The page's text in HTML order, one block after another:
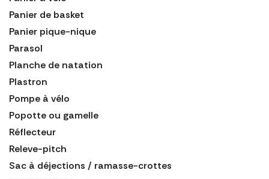
Panier de basket
Panier pique-nique
Parasol
Planche de natation
Plastron
Pompe à vélo
Popotte ou gamelle
Réflecteur
Releve-pitch
Sac à déjections / ramasse-crottes